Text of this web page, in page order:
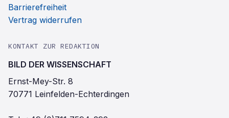
Barrierefreiheit
Vertrag widerrufen
KONTAKT ZUR REDAKTION
BILD DER WISSENSCHAFT
Ernst-Mey-Str. 8
70771 Leinfelden-Echterdingen